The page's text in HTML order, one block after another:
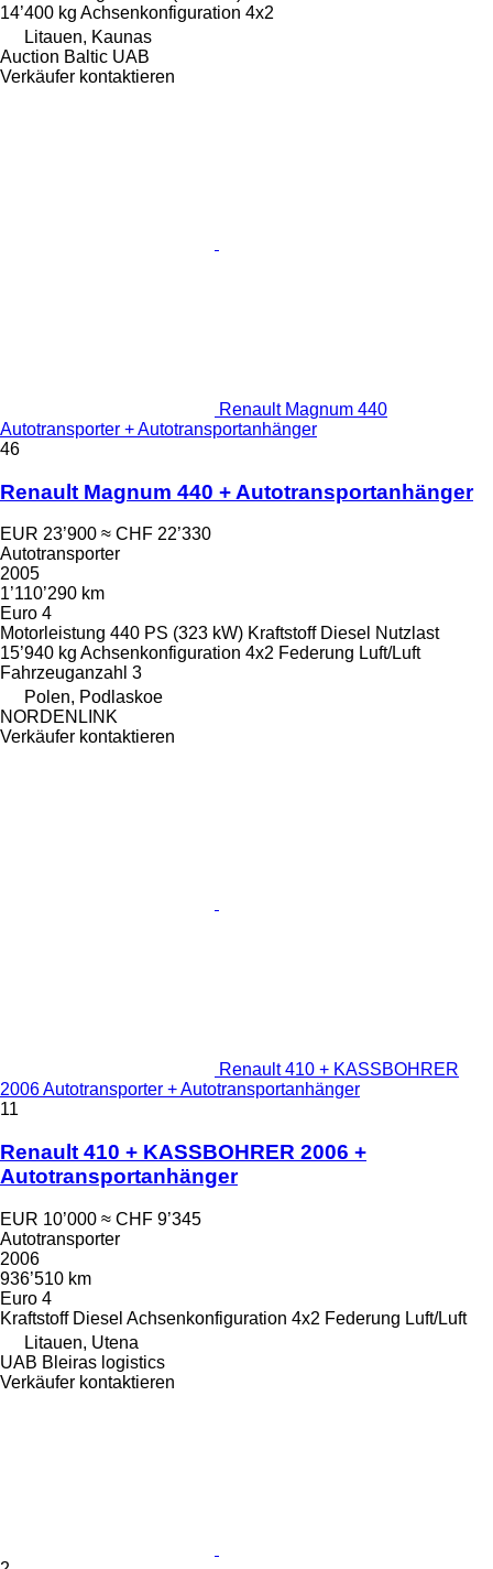
14’400 kg Achsenkonfiguration 4x2
Litauen, Kaunas
Auction Baltic UAB
Verkäufer kontaktieren
Renault Magnum 440
Autotransporter + Autotransportanhänger
46
Renault Magnum 440 + Autotransportanhänger
EUR 23’900 ≈ CHF 22’330
Autotransporter
2005
1’110’290 km
Euro 4
Motorleistung 440 PS (323 kW) Kraftstoff Diesel Nutzlast
15’940 kg Achsenkonfiguration 4x2 Federung Luft/Luft
Fahrzeuganzahl 3
Polen, Podlaskoe
NORDENLINK
Verkäufer kontaktieren
Renault 410 + KASSBOHRER
2006 Autotransporter + Autotransportanhänger
11
Renault 410 + KASSBOHRER 2006 +
Autotransportanhänger
EUR 10’000 ≈ CHF 9’345
Autotransporter
2006
936’510 km
Euro 4
Kraftstoff Diesel Achsenkonfiguration 4x2 Federung Luft/Luft
Litauen, Utena
UAB Bleiras logistics
Verkäufer kontaktieren